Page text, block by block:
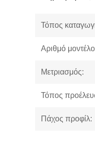
Τόπος
Αριθμό
Μετριασμός:
Τόπος
Πάχος προφίλ: